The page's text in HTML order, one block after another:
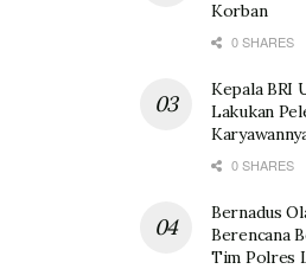
Korban
0 SHARES
Kepala BRI
Lakukan
0 SHARES
Bernadus
Berencana
Tim Polres